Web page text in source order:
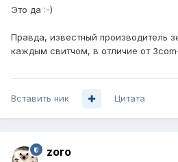
Это да :-)
Правда, известный производитель
каждым свитчом, в отличие от
Вставить ник Цитата
zoro